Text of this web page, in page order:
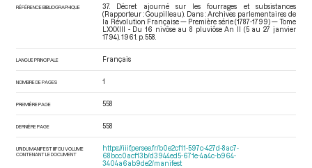
RÉFÉRENCE BIBLIOGRAPHIQUE
37. Décret ajourné sur les fourrages et subsistances
(Rapporteur : Goupilleau). Dans : Archives parlementaires de
la Révolution Française — Première série (1787-1799) — Tome
LXXXIII - Du 16 nivôse au 8 pluviôse An II (5 au 27 janvier
1794) . 1961. p. 558.
LANGUE PRINCIPALE Français
NOMBRE DE PAGES 1
PREMIÈRE PAGE 558
DERNIÈRE PAGE 558
URI DU MANIFEST IIIF DU VOLUME
CONTENANT LE DOCUMENT
https://iiif.persee.fr/b0e2cf11-597c-427d-8ac7-
68bcc0acf13b/d3944ed5-671e-4a4c-b964-
3404a6ab9de2/manifest